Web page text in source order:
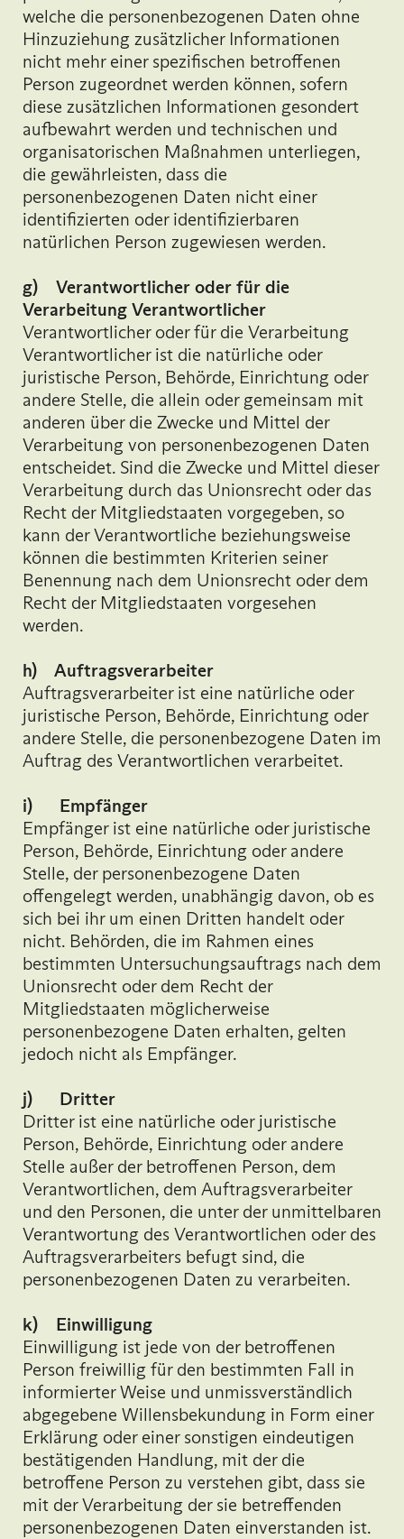
welche die personenbezogenen Daten ohne
Hinzuziehung zusätzlicher Informationen
nicht mehr einer spezifischen betroffenen
Person zugeordnet werden können, sofern
diese zusätzlichen Informationen gesondert
aufbewahrt werden und technischen und
organisatorischen Maßnahmen unterliegen,
die gewährleisten, dass die
personenbezogenen Daten nicht einer
identifizierten oder identifizierbaren
natürlichen Person zugewiesen werden.
g) Verantwortlicher oder für die
Verarbeitung Verantwortlicher
Verantwortlicher oder für die Verarbeitung
Verantwortlicher ist die natürliche oder
juristische Person, Behörde, Einrichtung oder
andere Stelle, die allein oder gemeinsam mit
anderen über die Zwecke und Mittel der
Verarbeitung von personenbezogenen Daten
entscheidet. Sind die Zwecke und Mittel dieser
Verarbeitung durch das Unionsrecht oder das
Recht der Mitgliedstaaten vorgegeben, so
kann der Verantwortliche beziehungsweise
können die bestimmten Kriterien seiner
Benennung nach dem Unionsrecht oder dem
Recht der Mitgliedstaaten vorgesehen
werden.
h) Auftragsverarbeiter
Auftragsverarbeiter ist eine natürliche oder
juristische Person, Behörde, Einrichtung oder
andere Stelle, die personenbezogene Daten im
Auftrag des Verantwortlichen verarbeitet.
i) Empfänger
Empfänger ist eine natürliche oder juristische
Person, Behörde, Einrichtung oder andere
Stelle, der personenbezogene Daten
offengelegt werden, unabhängig davon, ob es
sich bei ihr um einen Dritten handelt oder
nicht. Behörden, die im Rahmen eines
bestimmten Untersuchungsauftrags nach dem
Unionsrecht oder dem Recht der
Mitgliedstaaten möglicherweise
personenbezogene Daten erhalten, gelten
jedoch nicht als Empfänger.
j) Dritter
Dritter ist eine natürliche oder juristische
Person, Behörde, Einrichtung oder andere
Stelle außer der betroffenen Person, dem
Verantwortlichen, dem Auftragsverarbeiter
und den Personen, die unter der unmittelbaren
Verantwortung des Verantwortlichen oder des
Auftragsverarbeiters befugt sind, die
personenbezogenen Daten zu verarbeiten.
k) Einwilligung
Einwilligung ist jede von der betroffenen
Person freiwillig für den bestimmten Fall in
informierter Weise und unmissverständlich
abgegebene Willensbekundung in Form einer
Erklärung oder einer sonstigen eindeutigen
bestätigenden Handlung, mit der die
betroffene Person zu verstehen gibt, dass sie
mit der Verarbeitung der sie betreffenden
personenbezogenen Daten einverstanden ist.